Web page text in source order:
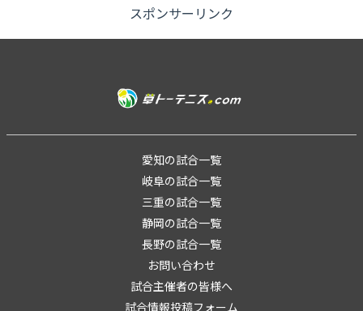
スポンサーリンク
愛知の試合一覧
岐阜の試合一覧
三重の試合一覧
静岡の試合一覧
長野の試合一覧
お問い合わせ
試合主催者の皆様へ
試合情報投稿フォーム